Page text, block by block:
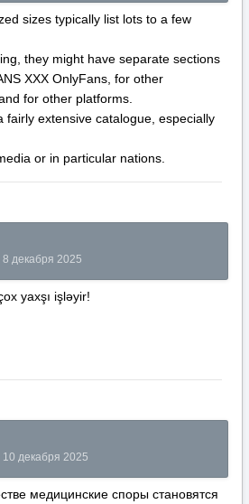
sizes typically list lots to a few
they might have separate sections
XXX OnlyFans, for other
for other platforms.
fairly extensive catalogue, especially
or in particular nations.
8 декабря 2025
yaxşı işləyir!
10 декабря 2025
медицинские споры становятся